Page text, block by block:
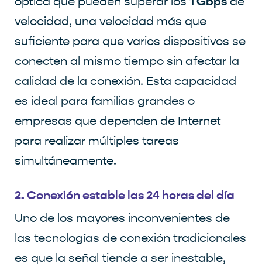
velocidad, una velocidad más que
suficiente para que varios dispositivos se
conecten al mismo tiempo sin afectar la
calidad de la conexión. Esta capacidad
es ideal para familias grandes o
empresas que dependen de Internet
para realizar múltiples tareas
simultáneamente.
2. Conexión estable las 24 horas del día
Uno de los mayores inconvenientes de
las tecnologías de conexión tradicionales
es que la señal tiende a ser inestable,